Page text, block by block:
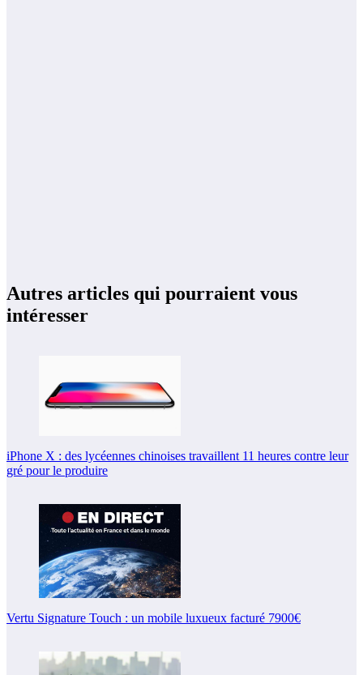
Autres articles qui pourraient vous
intéresser
iPhone X : des lycéennes chinoises travaillent 11 heures contre leur
gré pour le produire
Vertu Signature Touch : un mobile luxueux facturé 7900€